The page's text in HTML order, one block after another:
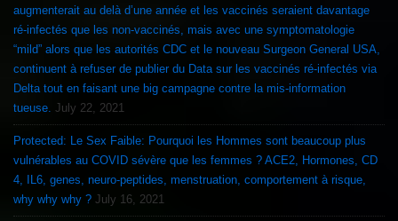
augmenterait au delà d’une année et les vaccinés seraient davantage
ré-infectés que les non-vaccinés, mais avec une symptomatologie
“mild” alors que les autorités CDC et le nouveau Surgeon General USA,
continuent à refuser de publier du Data sur les vaccinés ré-infectés via
Delta tout en faisant une big campagne contre la mis-information
tueuse. July 22, 2021
Protected: Le Sex Faible: Pourquoi les Hommes sont beaucoup plus
vulnérables au COVID sévère que les femmes ? ACE2, Hormones, CD
4, IL6, genes, neuro-peptides, menstruation, comportement à risque,
why why why ? July 16, 2021